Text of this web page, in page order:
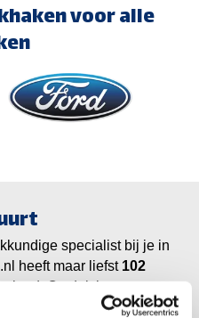
voor alle
specialist bij je in
heeft maar liefst
Ontdek jouw
ons om je vragen te